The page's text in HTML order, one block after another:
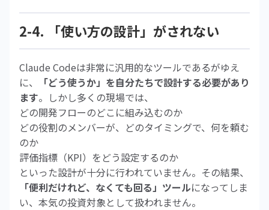
2-4. 「使い方の設計」がされない
Claude Codeは非常に汎用的なツールであるがゆえ
に、
「どう使うか」を自分たちで設計する必要があり
ます。しかし多くの現場では、
どの開発フローのどこに組み込むのか
どの役割のメンバーが、どのタイミングで、何を頼む
のか
評価指標（KPI）をどう設定するのか
といった設計が十分に行われていません。その結果、
「便利だけれど、なくても回る」ツールになってしま
い、本気の投資対象として扱われません。